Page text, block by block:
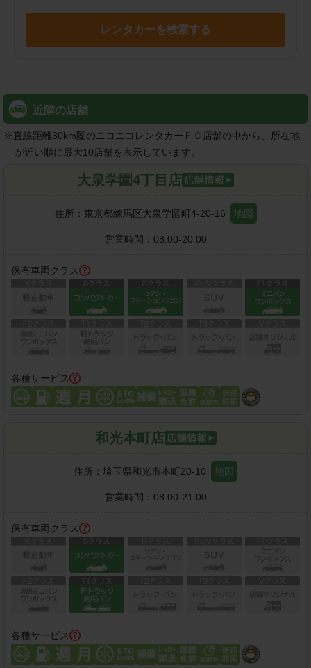
レンタカーを検索する
近隣の店舗
※直線距離30km圏のニコニコレンタカーＦＣ店舗の中から、所在地
が近い順に最大10店舗を表示しています。
大泉学園4丁目店
住所： 東京都練馬区大泉学園町4-20-16 地図
営業時間： 08:00-20:00
保有車両クラス
各種サービス
和光本町店
住所： 埼玉県和光市本町20-10 地図
営業時間： 08:00-21:00
保有車両クラス
各種サービス